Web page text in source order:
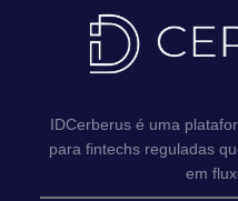
IDCerberus é uma
para fintechs reguladas
em